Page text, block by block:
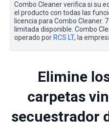
Combo Cleaner verifica si su
el producto con todas las
licencia para Combo Cleaner.
limitada disponible. Combo
operado por RCS LT, la
Elimine
carpetas
secuestrador